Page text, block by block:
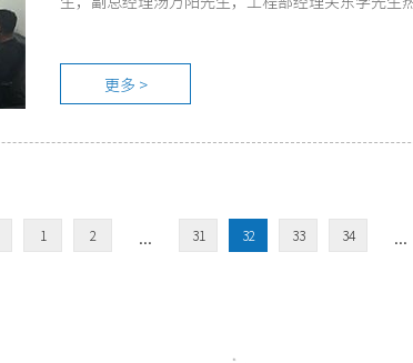
更多 >
1 2 ... 31 32 33 34 ...